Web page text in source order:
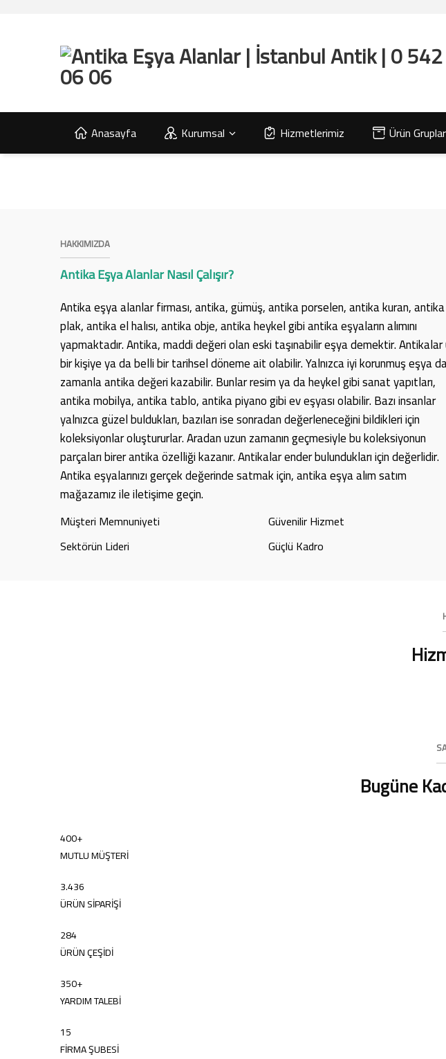
Anasayfa Kurumsal Hizmetlerimiz Ürün
HAKKIMIZDA
Antika Eşya Alanlar Nasıl Çalışır?
Antika eşya alanlar firması, antika, gümüş, antika porselen, antika kuran, antika
plak, antika el halısı, antika obje, antika heykel gibi antika eşyaların alımını
yapmaktadır. Antika, maddi değeri olan eski taşınabilir eşya demektir. Antikalar
bir kişiye ya da belli bir tarihsel döneme ait olabilir. Yalnızca iyi korunmuş eşya
zamanla antika değeri kazabilir. Bunlar resim ya da heykel gibi sanat yapıtları,
antika mobilya, antika tablo, antika piyano gibi ev eşyası olabilir. Bazı insanlar
yalnızca güzel buldukları, bazıları ise sonradan değerleneceğini bildikleri için
koleksiyonlar oluştururlar. Aradan uzun zamanın geçmesiyle bu koleksiyonun
parçaları birer antika özelliği kazanır. Antikalar ender bulundukları için değerlidir.
Antika eşyalarınızı gerçek değerinde satmak için, antika eşya alım satım
mağazamız ile iletişime geçin.
Müşteri Memnuniyeti
Güvenilir Hizmet
Sektörün Lideri
Güçlü Kadro
Bugüne
400+
MUTLU MÜŞTERİ
3.436
ÜRÜN SİPARİŞİ
284
ÜRÜN ÇEŞİDİ
350+
YARDIM TALEBİ
15
FİRMA ŞUBESİ